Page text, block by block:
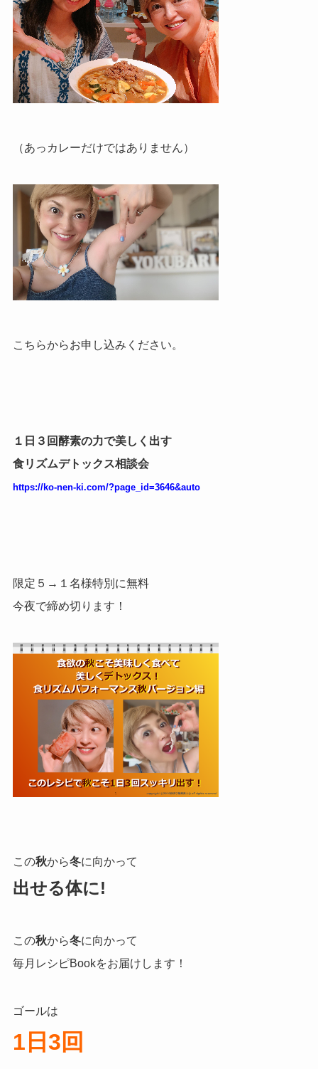
（あっカレーだけではありません）
こちらからお申し込みください。
１日３回酵素の力で美しく出す
食リズムデトックス相談会
https://ko-nen-ki.com/?page_id=3646&auto
限定５→１名様特別に無料
今夜で締め切ります！
この秋から冬に向かって
出せる体に!
この秋から冬に向かって
毎月レシピBookをお届けします！
ゴールは
1日3回